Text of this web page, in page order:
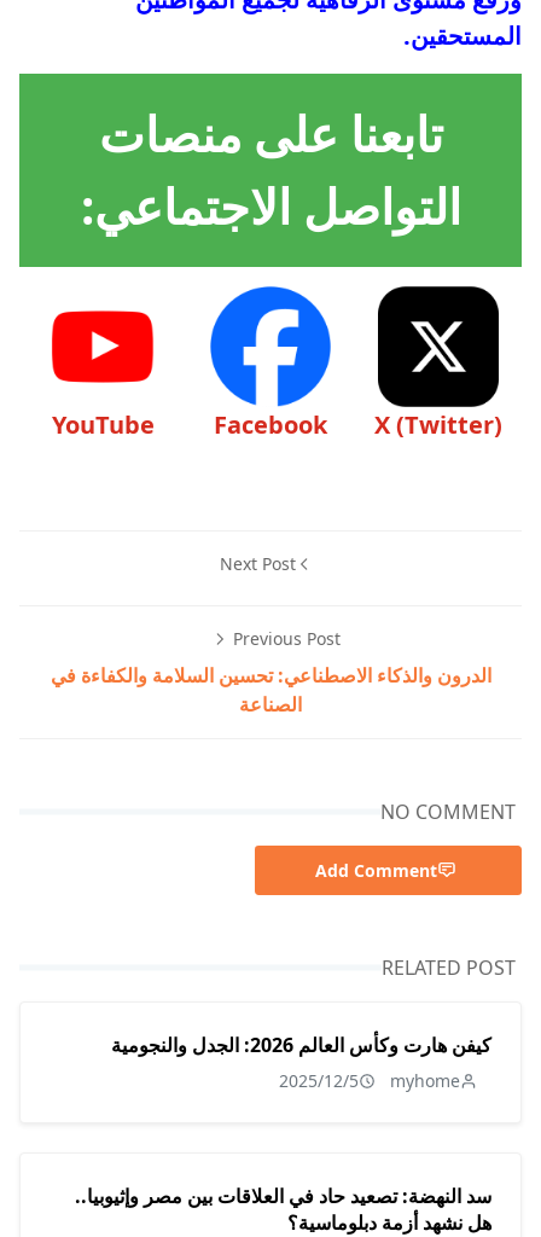
المستحقين.
تابعنا على منصات
التواصل الاجتماعي:
X (Twitter)
Facebook
YouTube
Next Post
Previous Post
الدرون والذكاء الاصطناعي: تحسين السلامة والكفاءة في
الصناعة
NO COMMENT
Add Comment
RELATED POST
كيفن هارت وكأس العالم 2026: الجدل والنجومية
myhome
2025/12/5
سد النهضة: تصعيد حاد في العلاقات بين مصر وإثيوبيا..
هل نشهد أزمة دبلوماسية؟